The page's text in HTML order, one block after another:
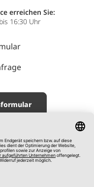
erreichen Sie:
16:30 Uhr